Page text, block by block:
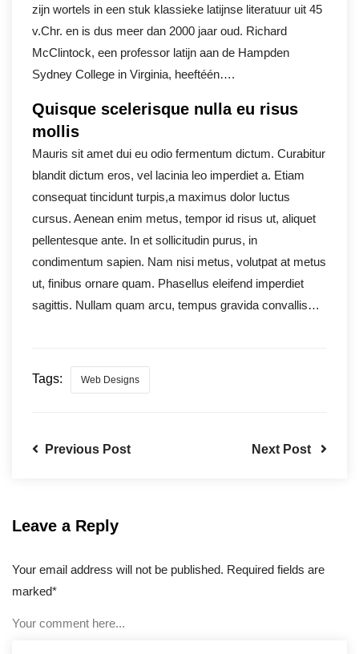
zijn wortels in een stuk klassieke latijnse literatuur uit 45
v.Chr. en is dus meer dan 2000 jaar oud. Richard
McClintock, een professor latijn aan de Hampden
Sydney College in Virginia, heeftéén….
Quisque scelerisque nulla eu risus
mollis
Mauris sit amet dui eu odio fermentum dictum. Curabitur
blandit dictum eros, vel lacinia leo imperdiet a. Etiam
consequat tincidunt turpis,a maximus dolor luctus
cursus. Aenean enim metus, tempor id risus ut, aliquet
pellentesque ante. In et sollicitudin purus, in
condimentum sapien. Nam nisi metus, volutpat at metus
ut, finibus ornare quam. Phasellus eleifend imperdiet
sagittis. Nullam quam arcu, tempus gravida convallis…
Tags: Web Designs
Previous Post Next Post
Leave a Reply
Your email address will not be published. Required fields are
marked*
Your comment here...